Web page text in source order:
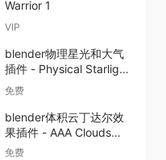
Warrior 1
VIP
blender物理星光和大气
插件 - Physical Starlight
And Atmosphere v1.9.4
免费
blender体积云丁达尔效
果插件 - AAA Clouds
and Cloud Mixer 0.1.0
免费